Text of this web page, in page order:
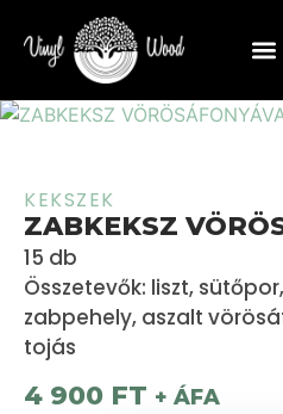
KEKSZEK
ZABKEKSZ
15 db
Összetevők: liszt,
zabpehely, aszalt
tojás
4 900 FT + ÁFA